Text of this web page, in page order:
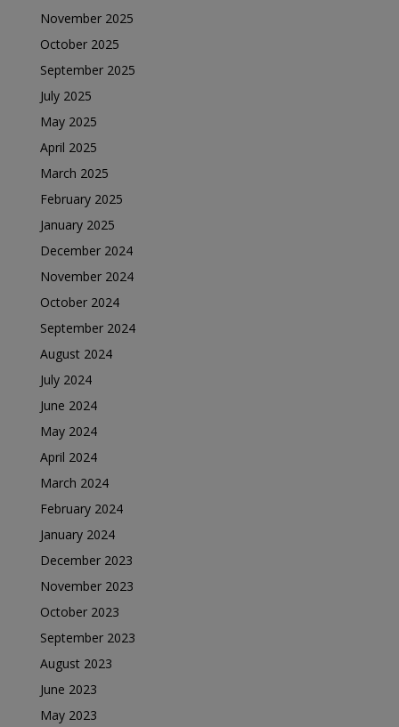
November 2025
October 2025
September 2025
July 2025
May 2025
April 2025
March 2025
February 2025
January 2025
December 2024
November 2024
October 2024
September 2024
August 2024
July 2024
June 2024
May 2024
April 2024
March 2024
February 2024
January 2024
December 2023
November 2023
October 2023
September 2023
August 2023
June 2023
May 2023